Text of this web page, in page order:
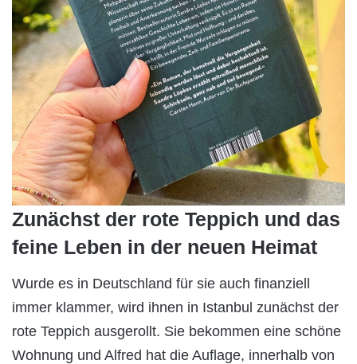
Zunächst der rote Teppich und das
feine Leben in der neuen Heimat
Wurde es in Deutschland für sie auch finanziell
immer klammer, wird ihnen in Istanbul zunächst der
rote Teppich ausgerollt. Sie bekommen eine schöne
Wohnung und Alfred hat die Auflage, innerhalb von